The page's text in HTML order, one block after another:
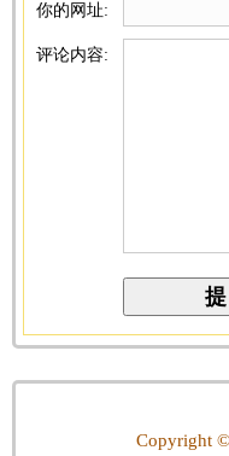
你的网址:
评论内容:
Copyright